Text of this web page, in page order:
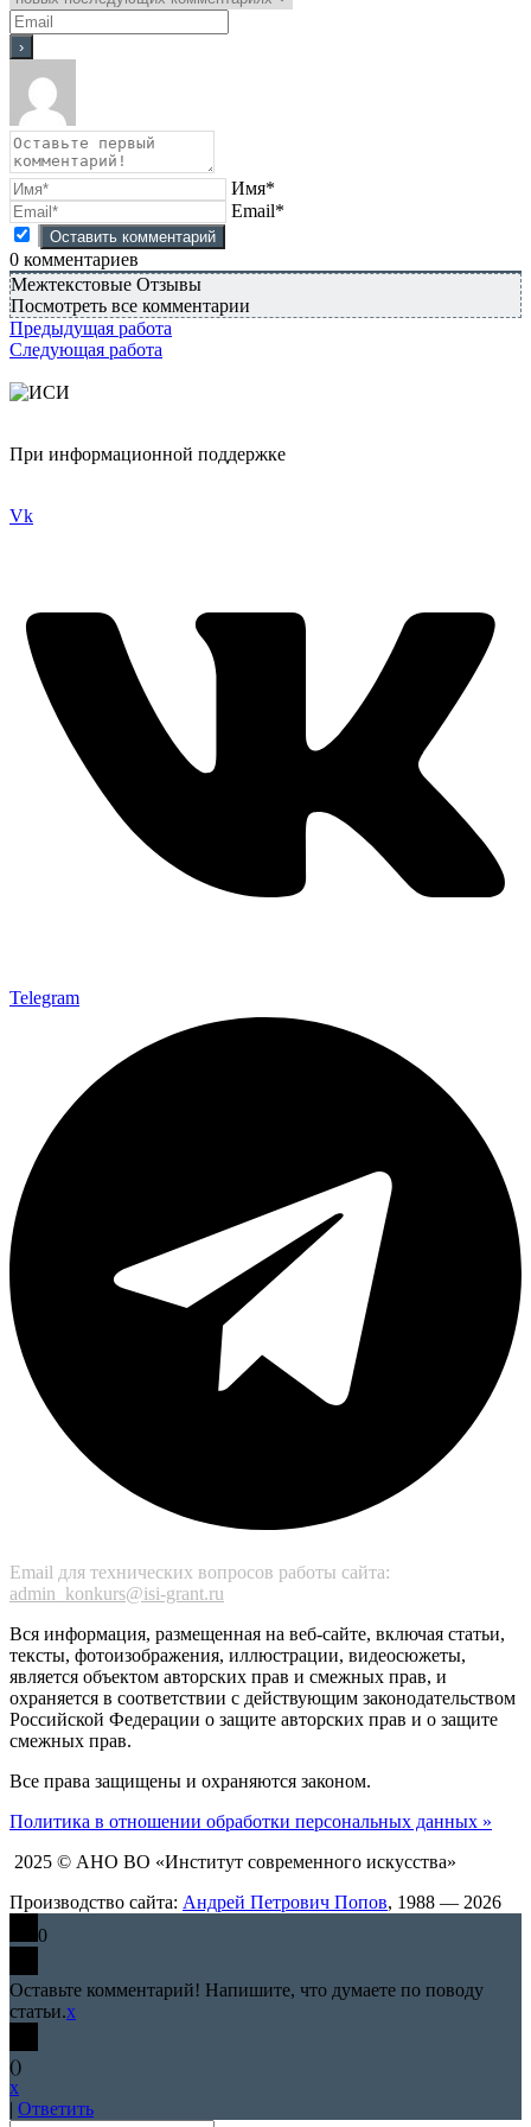
Имя*
Email*
0 комментариев
Межтекстовые Отзывы
Посмотреть все комментарии
Предыдущая работа
Следующая работа
При информационной поддержке
Vk
Telegram
Email для технических вопросов работы сайта:
admin_konkurs@isi-grant.ru
Вся информация, размещенная на веб-сайте, включая статьи,
тексты, фотоизображения, иллюстрации, видеосюжеты,
является объектом авторских прав и смежных прав, и
охраняется в соответствии с действующим законодательством
Российской Федерации о защите авторских прав и о защите
смежных прав.
Все права защищены и охраняются законом.
Политика в отношении обработки персональных данных »
2025 © АНО ВО «Институт современного искусства»
Производство сайта: Андрей Петрович Попов, 1988 — 2026
0
Оставьте комментарий! Напишите, что думаете по поводу
статьи.x
()
x
| Ответить